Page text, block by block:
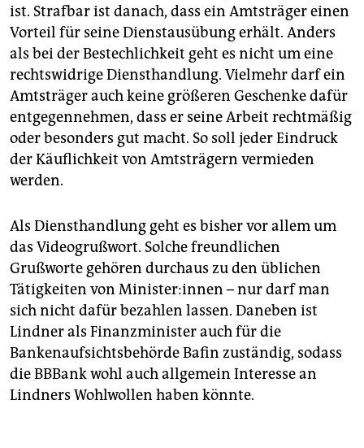
ist. Strafbar ist danach, dass ein Amtsträger einen
Vorteil für seine Dienstausübung erhält. Anders
als bei der Bestechlichkeit geht es nicht um eine
rechtswidrige Diensthandlung. Vielmehr darf ein
Amtsträger auch keine größeren Geschenke dafür
entgegennehmen, dass er seine Arbeit rechtmäßig
oder besonders gut macht. So soll jeder Eindruck
der Käuflichkeit von Amtsträgern vermieden
werden.
Als Diensthandlung geht es bisher vor allem um
das Videogrußwort. Solche freundlichen
Grußworte gehören durchaus zu den üblichen
Tätigkeiten von Mi­nis­te­r:in­nen – nur darf man
sich nicht dafür bezahlen lassen. Daneben ist
Lindner als Finanzminister auch für die
Bankenaufsichtsbehörde Bafin zuständig, sodass
die BBBank wohl auch allgemein Interesse an
Lindners Wohlwollen haben könnte.